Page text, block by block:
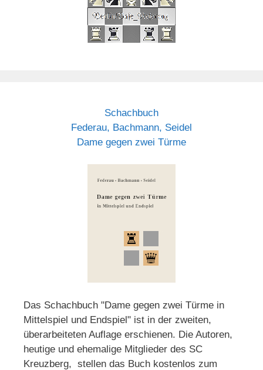
Schachbuch
Federau, Bachmann, Seidel
Dame gegen zwei Türme
Das Schachbuch "Dame gegen zwei Türme in
Mittelspiel und Endspiel" ist in der zweiten,
überarbeiteten Auflage erschienen. Die Autoren,
heutige und ehemalige Mitglieder des SC
Kreuzberg, stellen das Buch kostenlos zum